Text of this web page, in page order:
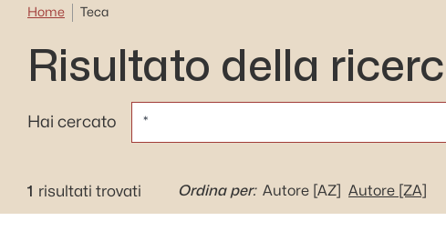
Home Teca
Risultato della
Hai cercato
1 risultati trovati Ordina per: Autore [AZ] Autore [ZA]